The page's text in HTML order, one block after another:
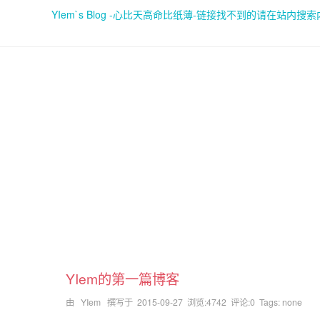
YIem`s Blog -心比天高命比纸薄-链接找不到的请在站内搜索
YIem的第一篇博客
由 YIem 撰写于 2015-09-27 浏览:4742 评论:0 Tags: none